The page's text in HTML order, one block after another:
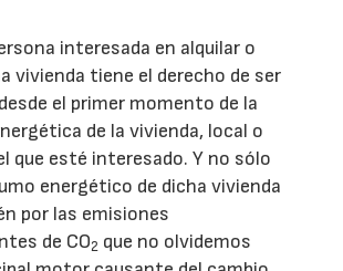
interesada en alquilar o
vivienda tiene el derecho de ser
el primer momento de la
de la vivienda, local o
que esté interesado. Y no sólo
energético de dicha vivienda
por las emisiones
de CO2 que no olvidemos